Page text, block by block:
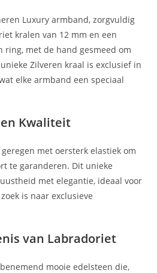
Luxury armband, zorgvuldig
kralen van 12 mm en een
ring, met de hand gesmeed om
Zilveren kraal is exclusief in
elke armband een speciaal
Kwaliteit
met oersterk elastiek om
te garanderen. Dit unieke
met elegantie, ideaal voor
is naar exclusieve
van Labradoriet
mooie edelsteen die,